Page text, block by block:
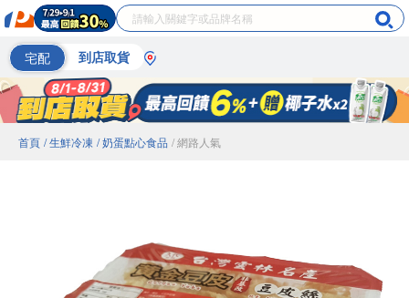
宅配 到店取貨
首頁 / 生鮮冷凍 / 奶蛋點心食品 / 網路人氣